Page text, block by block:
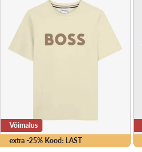
extra -25% Kood: LAST
Võimalus